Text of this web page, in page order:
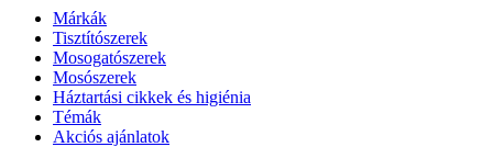
Márkák
Tisztítószerek
Mosogatószerek
Mosószerek
Háztartási cikkek és higiénia
Témák
Akciós ajánlatok